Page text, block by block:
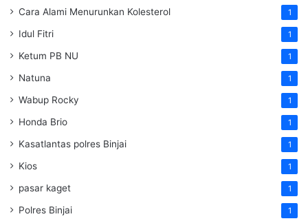
Cara Alami Menurunkan Kolesterol 1
Idul Fitri 1
Ketum PB NU 1
Natuna 1
Wabup Rocky 1
Honda Brio 1
Kasatlantas polres Binjai 1
Kios 1
pasar kaget 1
Polres Binjai 1